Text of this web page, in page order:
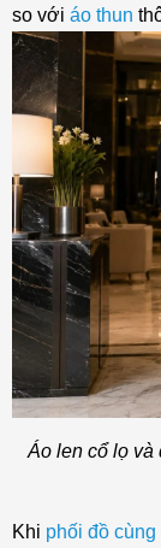
so với áo thun
Áo len cổ lọ và
Khi phối đồ